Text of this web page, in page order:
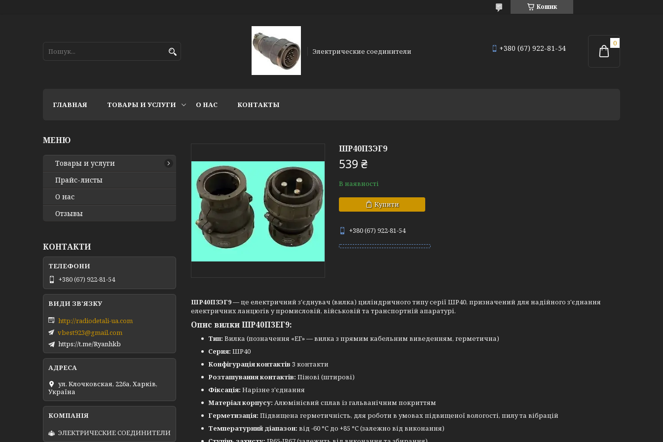
Кошик
Электрические соединители +380 (67) 922-81-54
ГЛАВНАЯ ТОВАРЫ И УСЛУГИ О НАС КОНТАКТЫ
ШР40П3ЭГ9
539 ₴
В наявності
Купити
+380 (67) 922-81-54
ШР40П3ЭГ9— це електричний з'єднувач (вилка) циліндричного типу серії ШР40, призначений для надійного з'єднання
електричних ланцюгів у промисловій, військовій та транспортній апаратурі.
Опис вилки ШР40П3ЕГ9:
Тип: Вилка (позначення «ЕГ» — вилка з прямим кабельним виведенням, герметична)
Серия: ШР40
Конфігурація контактів 3 контакти
Розташування контактів: Пінові (штирові)
Фіксація: Нарізне з'єднання
Матеріал корпусу: Алюмінієвий сплав із гальванічним покриттям
Герметизація: Підвищена герметичність, для роботи в умовах підвищеної вологості, пилу та вібрацій
Температурний діапазон: від -60 °C до +85 °C (залежно від виконання)
Товары и услуги
Прайс-листы
О нас
Отзывы
КОНТАКТИ
+380 (67) 922-81-54
http://radiodetali-ua.com
vbest923@gmail.com
https://t.me/Ryanhkb
ул. Клочковская, 226а, Харків,
Україна
ЭЛЕКТРИЧЕСКИЕ СОЕДИНИТЕЛИ